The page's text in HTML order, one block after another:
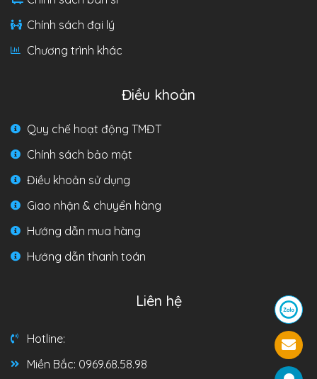
Chính sách đại lý
Chương trình khác
Điều khoản
Quy chế hoạt động TMĐT
Chính sách bảo mật
Điều khoản sử dụng
Giao nhận & chuyển hàng
Hướng dẫn mua hàng
Hướng dẫn thanh toán
Liên hệ
Hotline:
Miền Bắc: 0969.68.58.98